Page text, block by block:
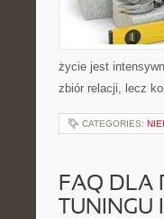
życie jest
zbiór relacji, lecz
CATEGORIES:
FAQ DLA